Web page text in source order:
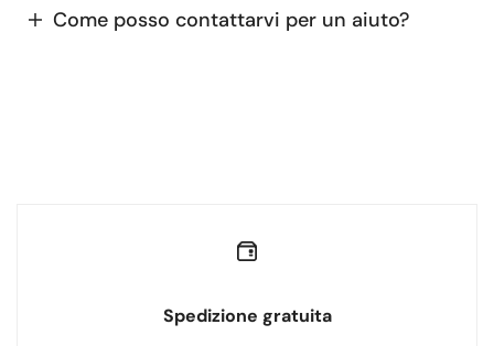
Come posso contattarvi per un aiuto?
Spedizione gratuita